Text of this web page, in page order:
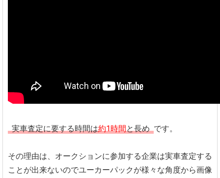
実車査定に要する時間は約1時間と長め です。
その理由は、オークションに参加する企業は実車査定する
ことが出来ないのでユーカーパックが様々な角度から画像